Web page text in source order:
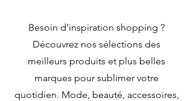
Besoin d’inspiration shopping ?
Découvrez nos sélections des
meilleurs produits et plus belles
marques pour sublimer votre
quotidien. Mode, beauté, accessoires,